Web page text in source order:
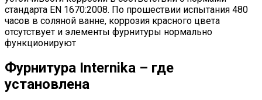
стандарта EN 1670:2008. По прошествии испытания 480
часов в соляной ванне, коррозия красного цвета
отсутствует и элементы фурнитуры нормально
функционируют
Фурнитура Internika – где
установлена